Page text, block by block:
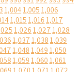
1,0041,0051,006
1,0151,0161,017
1,0261,0271,028
1,0371,0381,039
1,0481,0491,050
1,0591,0601,061